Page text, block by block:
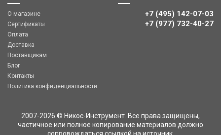
О магазине
Сертификаты
Оплата
Доставка
Поставщикам
Блог
Контакты
Политика конфиденциальности
+7 (495) 142-07-03
‎‎+7 (977) 732-40-27
2007-2026 © Никос-Инструмент. Все права защищены,
частичное или полное копирование материалов должно